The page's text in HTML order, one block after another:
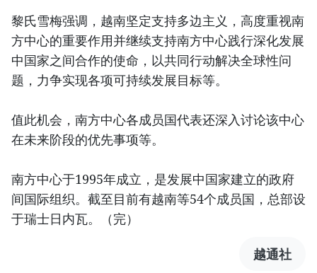
黎氏雪梅强调，越南坚定支持多边主义，高度重视南
方中心的重要作用并继续支持南方中心践行深化发展
中国家之间合作的使命，以共同行动解决全球性问
题，力争实现各项可持续发展目标等。
值此机会，南方中心各成员国代表还深入讨论该中心
在未来阶段的优先事项等。
南方中心于1995年成立，是发展中国家建立的政府
间国际组织。截至目前有越南等54个成员国，总部设
于瑞士日内瓦。（完）
越通社